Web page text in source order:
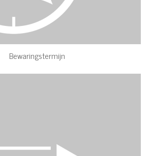
Bewaringstermijn